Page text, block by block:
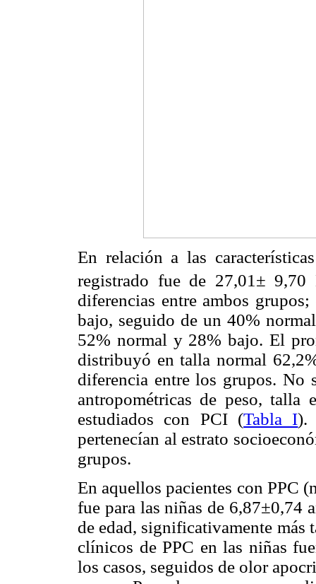
En relación a las
registrado fue de 27,01±
diferencias entre ambos
bajo, seguido de un 40%
52% normal y 28% bajo. El
distribuyó en talla normal
diferencia entre los grupos. No
antropométricas de peso,
estudiados con PCI (Tabla I).
pertenecían al estrato
grupos.
En aquellos pacientes con PPC
fue para las niñas de 6,87±0,74
de edad, significativamente más
clínicos de PPC en las niñas
los casos, seguidos de olor